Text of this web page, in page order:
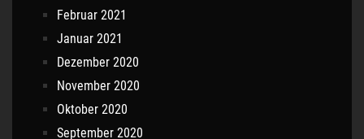
Februar 2021
Januar 2021
Dezember 2020
November 2020
Oktober 2020
September 2020